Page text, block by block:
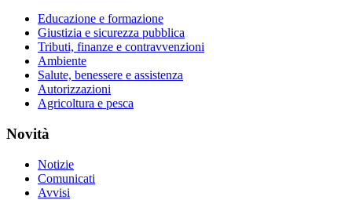
Educazione e formazione
Giustizia e sicurezza pubblica
Tributi, finanze e contravvenzioni
Ambiente
Salute, benessere e assistenza
Autorizzazioni
Agricoltura e pesca
Novità
Notizie
Comunicati
Avvisi